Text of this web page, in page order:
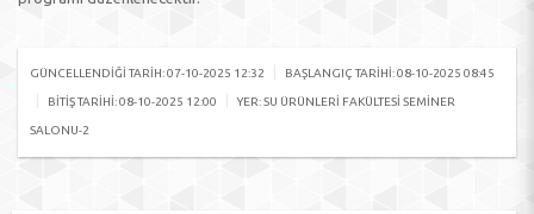
GÜNCELLENDIĞI TARIH: 07-10-2025 12:32 BAŞLANGIÇ TARIHI: 08-10-2025 08:45
BITIŞ TARIHI: 08-10-2025 12:00 YER: SU ÜRÜNLERI FAKÜLTESI SEMINER
SALONU-2